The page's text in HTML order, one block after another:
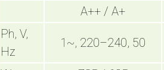
A++ / A+
Ph, V,
Hz
1~, 220–240, 50